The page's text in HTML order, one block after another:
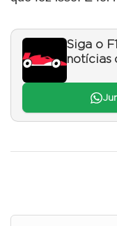
Siga o
notícias